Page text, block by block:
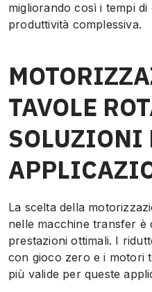
migliorando così i tempi
produttività complessiva.
TAVOLE
SOLUZIONI
La scelta della
nelle macchine transfer è
prestazioni ottimali. I
con gioco zero e i motori
più valide per queste